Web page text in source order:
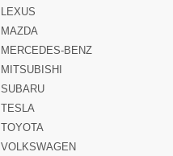
LEXUS
MAZDA
MERCEDES-BENZ
MITSUBISHI
SUBARU
TESLA
TOYOTA
VOLKSWAGEN